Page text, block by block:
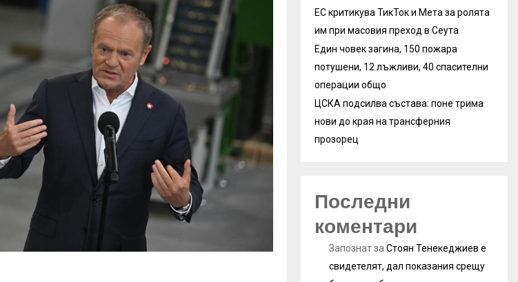
ЕС критикува ТикТок и Мета за ролята
им при масовия преход в Сеута
Един човек загина, 150 пожара
потушени, 12 лъжливи, 40 спасителни
операции общо
ЦСКА подсилва състава: поне трима
нови до края на трансферния
прозорец
Последни
коментари
Запознатза Стоян Тенекеджиев е
свидетелят, дал показания срещу